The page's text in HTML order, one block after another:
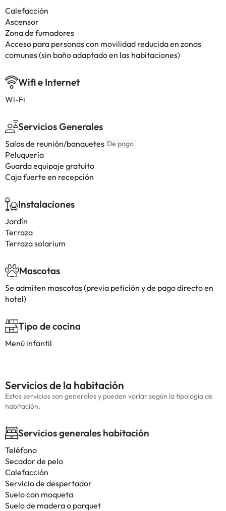
Calefacción
Ascensor
Zona de fumadores
Acceso para personas con movilidad reducida en zonas
comunes (sin baño adaptado en las habitaciones)
Wifi e Internet
Wi-Fi
Servicios Generales
Salas de reunión/banquetes De pago
Peluquería
Guarda equipaje gratuito
Caja fuerte en recepción
Instalaciones
Jardín
Terraza
Terraza solarium
Mascotas
Se admiten mascotas (previa petición y de pago directo en
hotel)
Tipo de cocina
Menú infantil
Servicios de la habitación
Estos servicios son generales y pueden variar según la tipología de
habitación.
Servicios generales habitación
Teléfono
Secador de pelo
Calefacción
Servicio de despertador
Suelo con moqueta
Suelo de madera o parquet